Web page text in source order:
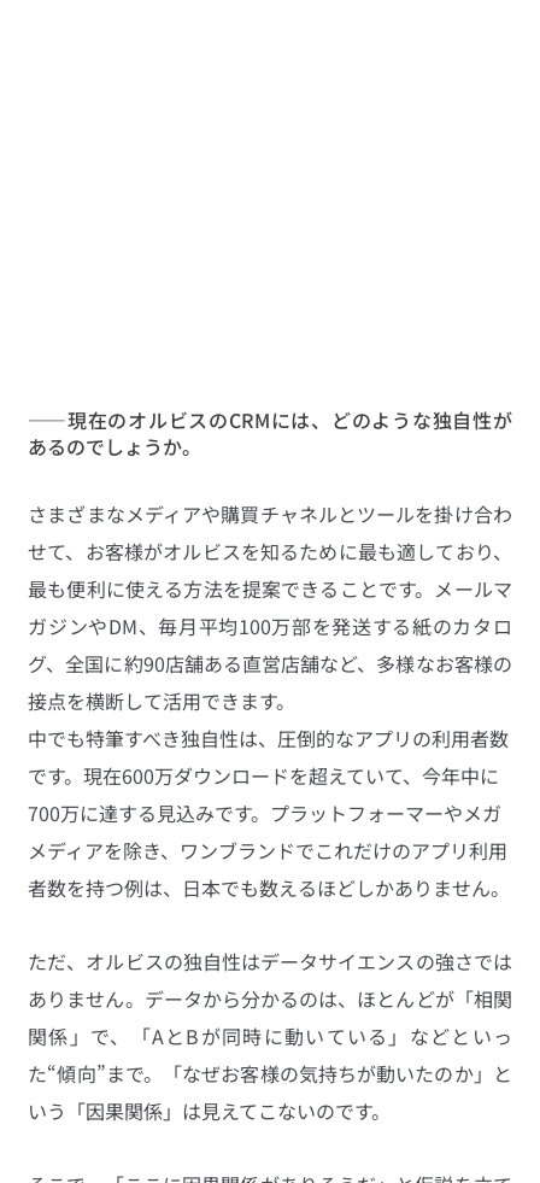
——現在のオルビスのCRMには、どのような独自性が
あるのでしょうか。
さまざまなメディアや購買チャネルとツールを掛け合わ
せて、お客様がオルビスを知るために最も適しており、
最も便利に使える方法を提案できることです。メールマ
ガジンやDM、毎月平均100万部を発送する紙のカタロ
グ、全国に約90店舗ある直営店舗など、多様なお客様の
接点を横断して活用できます。
中でも特筆すべき独自性は、圧倒的なアプリの利用者数
です。現在600万ダウンロードを超えていて、今年中に
700万に達する見込みです。プラットフォーマーやメガ
メディアを除き、ワンブランドでこれだけのアプリ利用
者数を持つ例は、日本でも数えるほどしかありません。
ただ、オルビスの独自性はデータサイエンスの強さでは
ありません。データから分かるのは、ほとんどが「相関
関係」で、「AとBが同時に動いている」などといっ
た“傾向”まで。「なぜお客様の気持ちが動いたのか」と
いう「因果関係」は見えてこないのです。